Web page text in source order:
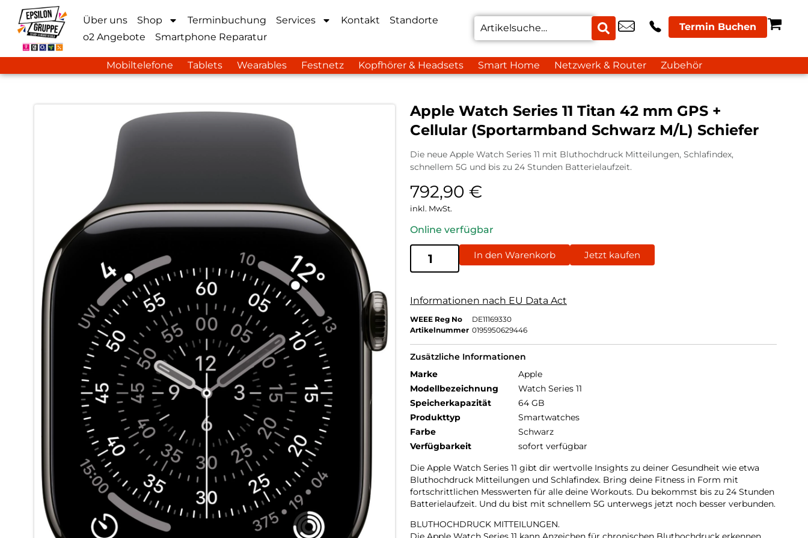
Über uns Shop Terminbuchung Services Kontakt
Standorte
o2 Angebote
Smartphone Reparatur
Termin Buchen
Mobiltelefone Tablets Wearables Festnetz Kopfhörer & Headsets Smart Home Netzwerk & Router Zubehör
Apple Watch Series 11 Titan 42 mm GPS +
Cellular (Sportarmband Schwarz M/L) Schiefer
Die neue Apple Watch Series 11 mit Bluthochdruck Mitteilungen, Schlafindex,
schnellem 5G und bis zu 24 Stunden Batterielaufzeit.
792,90 €
inkl. MwSt.
Online verfügbar
In den Warenkorb Jetzt kaufen
Informationen nach EU Data Act
WEEE Reg No
DE11169330
Artikelnummer 0195950629446
Zusätzliche Informationen
Marke
Apple
Modellbezeichnung
Watch Series 11
Speicherkapazität
64 GB
Produkttyp
Smartwatches
Farbe
Schwarz
Verfügbarkeit
sofort verfügbar
Die Apple Watch Series 11 gibt dir wertvolle Insights zu deiner Gesundheit wie etwa
Bluthochdruck Mitteilungen und Schlafindex. Bring deine Fitness in Form mit
fortschrittlichen Messwerten für alle deine Workouts. Du bekommst bis zu 24 Stunden
Batterielaufzeit. Und du bist mit schnellem 5G unterwegs jetzt noch besser verbunden.
BLUTHOCHDRUCK MITTEILUNGEN.